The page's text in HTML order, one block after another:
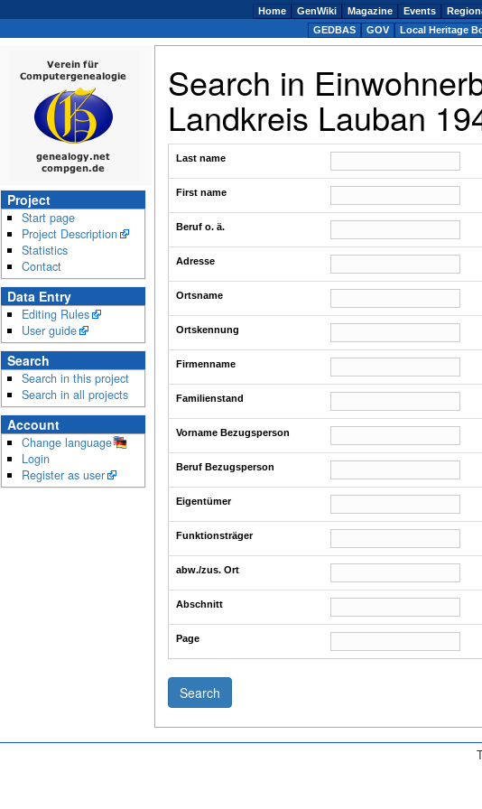
Search in
Landkreis Lauban
Last name
First name
Beruf o. ä.
Adresse
Ortsname
Ortskennung
Firmenname
Familienstand
Vorname Bezugsperson
Beruf Bezugsperson
Eigentümer
Funktionsträger
abw./zus. Ort
Abschnitt
Page
Project
Start page
Project Description
Statistics
Contact
Data Entry
Editing Rules
User guide
Search
Search in this project
Search in all projects
Account
Change language
Login
Register as user
Home GenWiki Magazine Events
GEDBAS
GOV Local Heritage